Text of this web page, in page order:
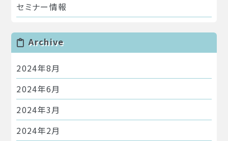
セミナー情報
Archive
2024年8月
2024年6月
2024年3月
2024年2月